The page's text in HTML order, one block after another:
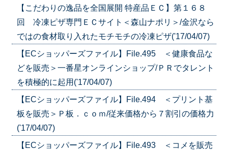
【こだわりの逸品を全国展開 特産品ＥＣ】第１６８
回 冷凍ピザ専門ＥＣサイト＜森山ナポリ＞/金沢なら
ではの食材取り入れたモチモチの冷凍ピザ('17/04/07)
【ECショッパーズファイル】File.495 ＜健康食品な
どを販売＞一番星オンラインショップ/ＰＲでタレント
を積極的に起用('17/04/07)
【ECショッパーズファイル】File.494 ＜プリント基
板を販売＞Ｐ板．ｃｏｍ/従来価格から７割引の価格力
('17/04/07)
【ECショッパーズファイル】File.493 ＜コメを販売